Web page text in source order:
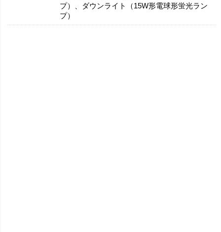
プ）、ダウンライト（15W形電球形蛍光ラン
プ）